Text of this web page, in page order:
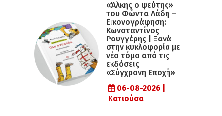
«Άλκης ο ψεύτης»
του Φώντα Λάδη –
Εικονογράφηση:
Κωνσταντίνος
Ρουγγέρης | Ξανά
στην κυκλοφορία με
νέο τόμο από τις
εκδόσεις
«Σύγχρονη Εποχή»
06-08-2026 |
Κατιούσα